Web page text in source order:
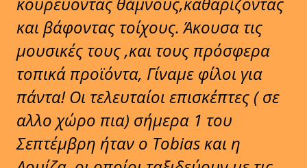
και βάφοντας τοίχους. Άκουσα τις
μουσικές τους ,και τους πρόσφερα
τοπικά προϊόντα, Γίναμε φίλοι για
πάντα! Οι τελευταίοι επισκέπτες ( σε
αλλο χώρο πια) σήμερα 1 του
Σεπτέμβρη ήταν ο Tobias και η